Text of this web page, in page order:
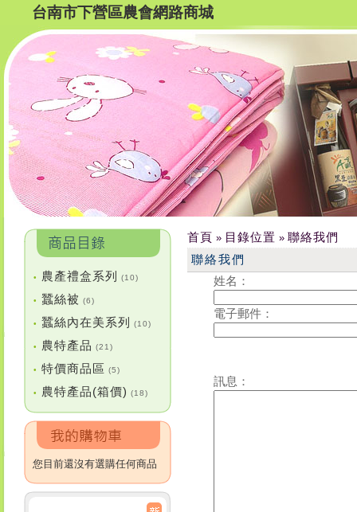
台南市下營區農會網路商城
• 農產禮盒系列 (10)
• 蠶絲被 (6)
• 蠶絲內在美系列 (10)
• 農特產品 (21)
• 特價商品區 (5)
• 農特產品(箱價) (18)
您目前還沒有選購任何商品
首頁 » 目錄位置 » 聯絡我們
聯絡我們
姓名：
電子郵件：
訊息：